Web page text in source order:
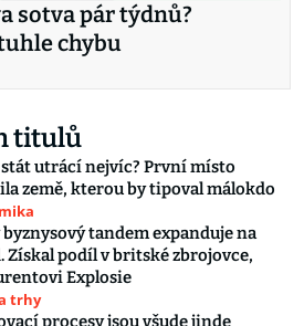
sotva pár týdnů?
chybu
titulů
utrácí nejvíc? První místo
země, kterou by tipoval málokdo
byznysový tandem expanduje na
Získal podíl v britské zbrojovce,
Explosie
trhy
procesy jsou všude jinde